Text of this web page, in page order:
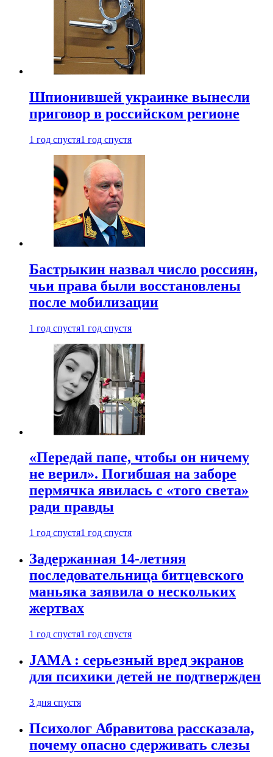
Шпионившей украинке вынесли
приговор в российском регионе
1 год спустя1 год спустя
Бастрыкин назвал число россиян,
чьи права были восстановлены
после мобилизации
1 год спустя1 год спустя
«Передай папе, чтобы он ничему
не верил». Погибшая на заборе
пермячка явилась с «того света»
ради правды
1 год спустя1 год спустя
Задержанная 14-летняя
последовательница битцевского
маньяка заявила о нескольких
жертвах
1 год спустя1 год спустя
JAMA : серьезный вред экранов
для психики детей не подтвержден
3 дня спустя
Психолог Абравитова рассказала,
почему опасно сдерживать слезы